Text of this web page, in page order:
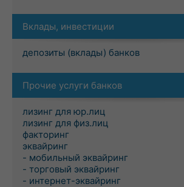
Вклады, инвестиции
депозиты (вклады) банков
Прочие услуги банков
лизинг для юр.лиц
лизинг для физ.лиц
факторинг
эквайринг
- мобильный эквайринг
- торговый эквайринг
- интернет-эквайринг